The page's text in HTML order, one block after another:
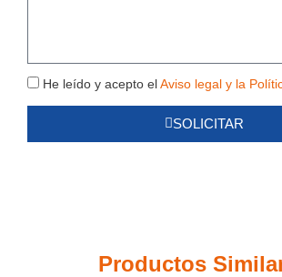
Política
de
He leído y acepto el Aviso legal y la
SOLICITAR
Productos